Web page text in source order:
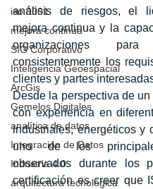
iso 9001
mejora continua
SIG Corporativo
Inteligencia Geoespacial
ArcGis
Gemelos Digitales
analítica de datos
Integración de Datos
Industria 4.0
arquitectura tecnológica
análisis de riesgos, el
mejora continua y la
organizaciones para
consistentemente los
clientes y partes
Desde la perspectiva de
con experiencia en
industriales, energéticos y
uno de los
observados durante los
certificación es creer que